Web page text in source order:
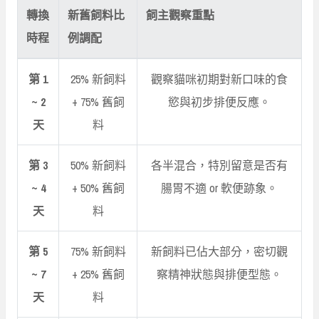
轉換
時程
新舊飼料比
例調配
飼主觀察重點
第 1
~ 2
天
25% 新飼料
+ 75% 舊飼
料
觀察貓咪初期對新口味的食
慾與初步排便反應。
第 3
~ 4
天
50% 新飼料
+ 50% 舊飼
料
各半混合，特別留意是否有
腸胃不適 or 軟便跡象。
第 5
~ 7
天
75% 新飼料
+ 25% 舊飼
料
新飼料已佔大部分，密切觀
察精神狀態與排便型態。